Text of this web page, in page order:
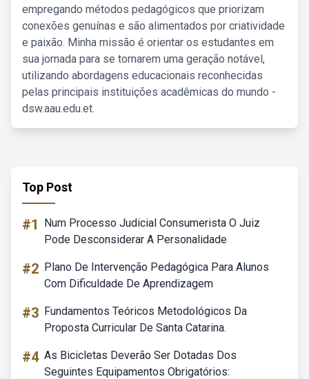
empregando métodos pedagógicos que priorizam
conexões genuínas e são alimentados por criatividade
e paixão. Minha missão é orientar os estudantes em
sua jornada para se tornarem uma geração notável,
utilizando abordagens educacionais reconhecidas
pelas principais instituições acadêmicas do mundo -
dsw.aau.edu.et.
Top Post
#1
Num Processo Judicial Consumerista O Juiz
Pode Desconsiderar A Personalidade
#2 Plano De Intervenção Pedagógica Para Alunos
Com Dificuldade De Aprendizagem
#3 Fundamentos Teóricos Metodológicos Da
Proposta Curricular De Santa Catarina.
#4 As Bicicletas Deverão Ser Dotadas Dos
Seguintes Equipamentos Obrigatórios: